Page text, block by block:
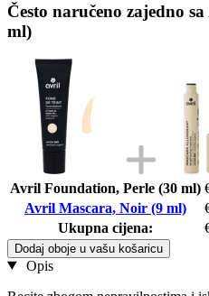
Često naručeno zajedno
ml)
Avril Foundation, Perle (30 ml)
Avril Mascara, Noir (9 ml)
Ukupna cijena:
Dodaj oboje u vašu košaricu
Opis